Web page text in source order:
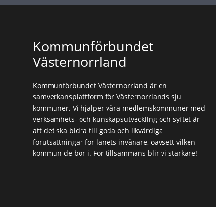
Kommunförbundet
Västernorrland
Kommunförbundet Västernorrland är en
samverkansplattform för Västernorrlands sju
kommuner. Vi hjälper våra medlemskommuner med
verksamhets- och kunskapsutveckling och syftet är
att det ska bidra till goda och likvärdiga
förutsättningar för länets invånare, oavsett vilken
kommun de bor i. För tillsammans blir vi starkare!